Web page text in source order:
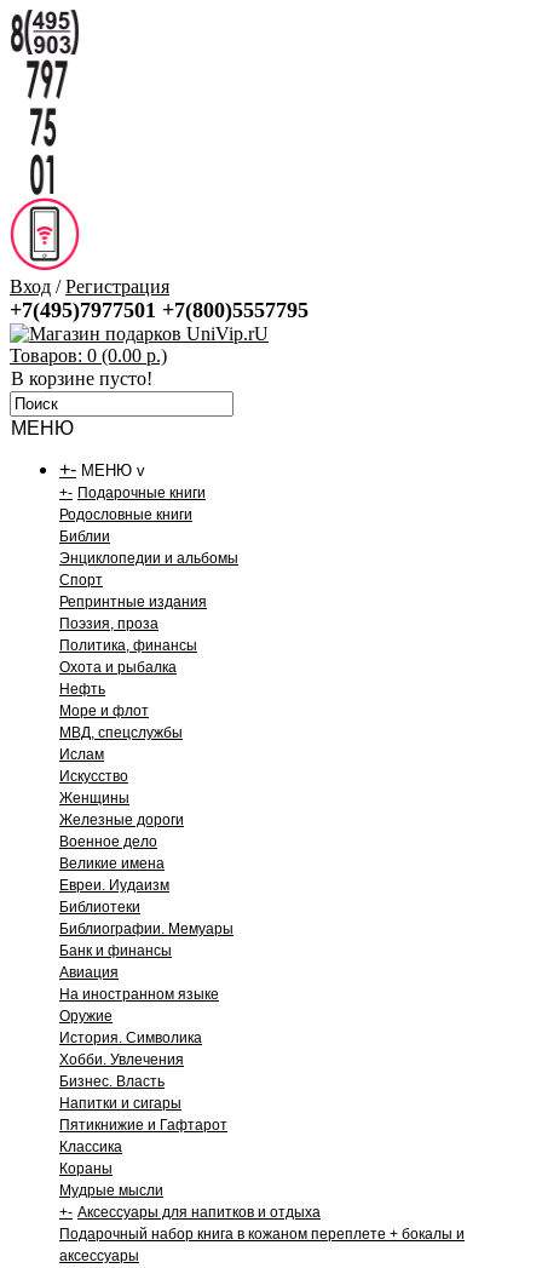
Вход /Регистрация
+7(495)7977501 +7(800)5557795
Товаров: 0 (0.00 р.)
В корзине пусто!
МЕНЮ
+- МЕНЮ v
+- Подарочные книги
Родословные книги
Библии
Энциклопедии и альбомы
Спорт
Репринтные издания
Поэзия, проза
Политика, финансы
Охота и рыбалка
Нефть
Море и флот
МВД, спецслужбы
Ислам
Искусство
Женщины
Железные дороги
Военное дело
Великие имена
Евреи. Иудаизм
Библиотеки
Библиографии. Мемуары
Банк и финансы
Авиация
На иностранном языке
Оружие
История. Символика
Хобби. Увлечения
Бизнес. Власть
Напитки и сигары
Пятикнижие и Гафтарот
Классика
Кораны
Мудрые мысли
+- Аксессуары для напитков и отдыха
Подарочный набор книга в кожаном переплете + бокалы и
аксессуары